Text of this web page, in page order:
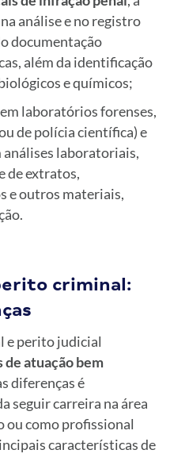
análise e no registro
documentação
além da identificação
e químicos;
laboratórios forenses,
de polícia científica) e
análises laboratoriais,
de extratos,
e outros materiais,
criminal:
e perito judicial
de atuação bem
diferenças é
seguir carreira na área
ou como profissional
características de